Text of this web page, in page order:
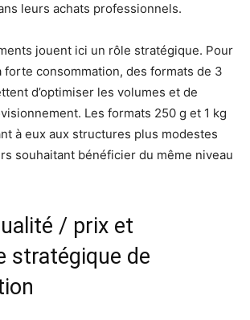
leurs achats professionnels.
jouent ici un rôle stratégique. Pour
forte consommation, des formats de 3
d’optimiser les volumes et de
Les formats 250 g et 1 kg
à eux aux structures plus modestes
souhaitant bénéficier du même niveau
/ prix et
stratégique de